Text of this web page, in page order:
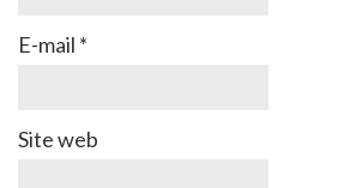
E-mail *
Site web